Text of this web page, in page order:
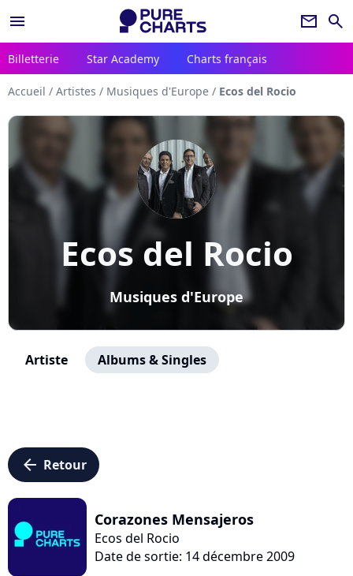
menu newsletter search
Billetterie Star Academy Charts français
Accueil / Artistes / Musiques d'Europe / Ecos del Rocio
Ecos del Rocio
Musiques d'Europe
Artiste Albums & Singles
arrow_left Retour
Corazones Mensajeros
Ecos del Rocio
Date de sortie: 14 décembre 2009